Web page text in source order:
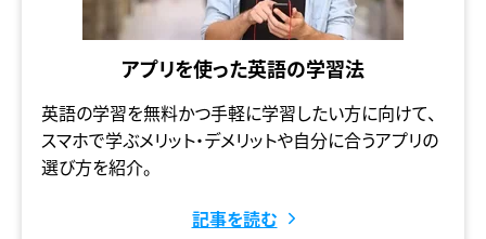
アプリを使った英語の学習法
英語の学習を無料かつ手軽に学習したい方に向けて、
スマホで学ぶメリット・デメリットや自分に合うアプリの
選び方を紹介。
記事を読む